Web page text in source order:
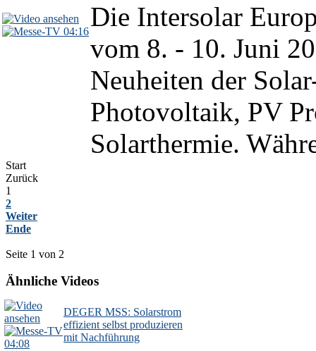
04:16Die Intersolar
vom 8. - 10. Juni
Neuheiten der
Photovoltaik, PV
Solarthermie.
Start
Zurück
1
2
Weiter
Ende
Seite 1 von 2
Ähnliche Videos
04:08
DEGER MSS: Solarstrom
effizient selbst produzieren
mit Nachführung